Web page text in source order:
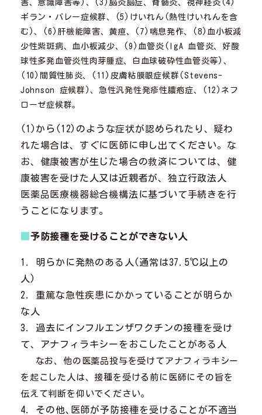
害、意識障害等)、(3)脳炎脳症、脊髄炎、視神経炎(4)
ギラン・バレー症候群、(5)けいれん(熱性けいれんを含
む)、(6)肝機能障害、黄疸、(7)喘息発作、(8)血小板減
少性紫斑病、血小板減少、(9)血管炎(IgA 血管炎、好酸
球性多発血管炎性肉芽腫症、白血球破砕性血管炎等)、
(10)間質性肺炎、(11)皮膚粘膜眼症候群(Stevens-
Johnson 症候群)、急性汎発性発疹性膿疱症、(12)ネフ
ローゼ症候群。
(1)から(12)のような症状が認められたり、疑わ
れた場合は、すぐに医師に申し出てください。な
お、健康被害が生じた場合の救済については、健
康被害を受けた人又は近親者が、独立行政法人
医薬品医療機器総合機構法に基づいて手続きを行
うことになります。
予防接種を受けることができない人
1. 明らかに発熱のある人(通常は37.5℃以上の
人)
2. 重篤な急性疾患にかかっていることが明らか
な人
3. 過去にインフルエンザワクチンの接種を受け
て、アナフィラキシーをおこしたことがある人
なお、他の医薬品投与を受けてアナフィラキシー
を起こした人は、接種を受ける前に医師にその旨を
伝えて判断を仰いでください。
4. その他､医師が予防接種を受けることが不適当